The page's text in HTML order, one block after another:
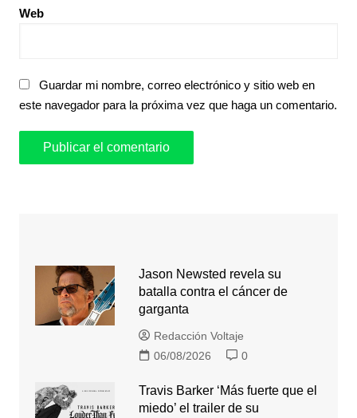
Web
Guardar mi nombre, correo electrónico y sitio web en
este navegador para la próxima vez que haga un comentario.
Jason Newsted revela su
batalla contra el cáncer de
garganta
Redacción Voltaje
06/08/2026
0
Travis Barker ‘Más fuerte que el
miedo’ el trailer de su